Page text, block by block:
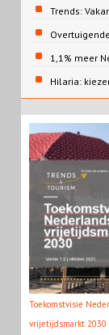
Trends:
1,1% meer
Hilaria:
Toekomstvisie
vrijetijdsmarkt 2030